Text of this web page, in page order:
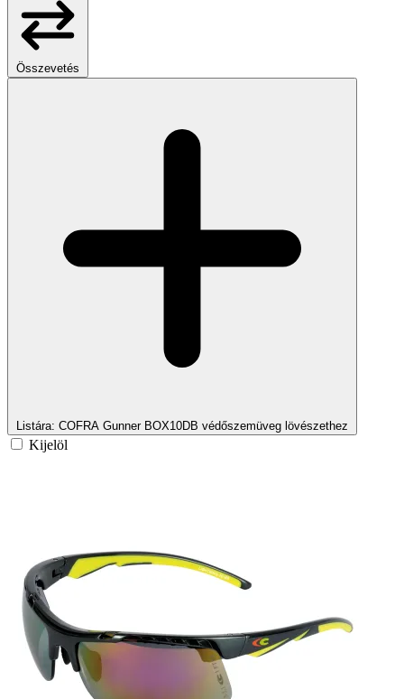
Összevetés
Listára: COFRA Gunner BOX10DB védőszemüveg lövészethez
Kijelöl